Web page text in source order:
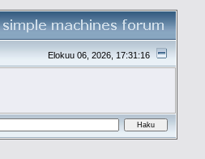
Elokuu 06, 2026, 17:31:16